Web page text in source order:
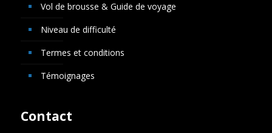
Vol de brousse & Guide de voyage
Niveau de difficulté
Termes et conditions
Témoignages
Contact